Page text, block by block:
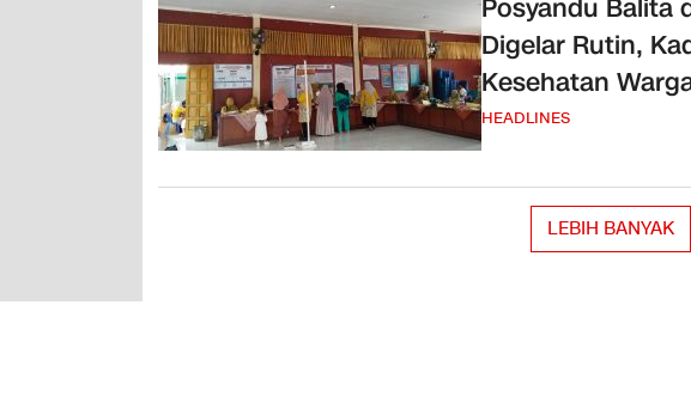
Posyandu Balita
Digelar Rutin,
Kesehatan
HEADLINES
LEBIH BANYAK